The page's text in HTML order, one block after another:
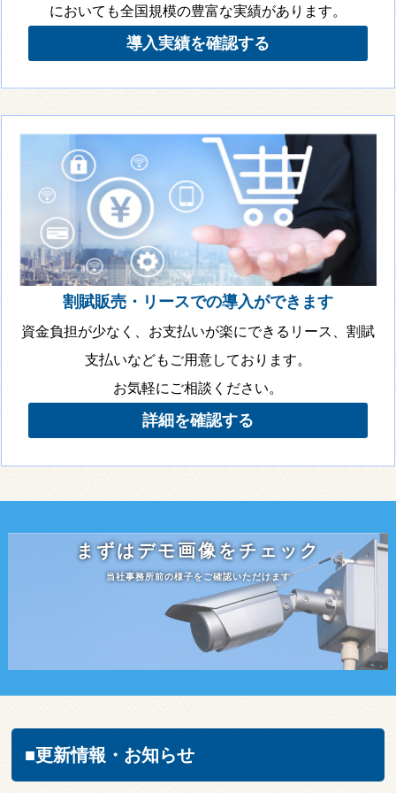
においても全国規模の豊富な実績があります。
導入実績を確認する
割賦販売・リースでの導入ができます
資金負担が少なく、お支払いが楽にできるリース、割賦
支払いなどもご用意しております。
お気軽にご相談ください。
詳細を確認する
まずはデモ画像をチェック
当社事務所前の様子をご確認いただけます
■更新情報・お知らせ